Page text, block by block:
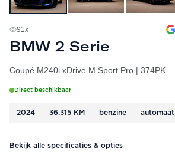
91x
BMW 2 Serie
Coupé M240i xDrive M Sport Pro | 374PK
Direct beschikbaar
2024 36.315 KM benzine automaat
Bekijk alle specificaties & opties